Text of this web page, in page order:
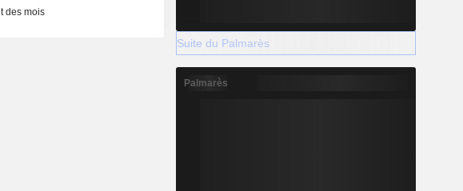
des mois
Suite du Palmarès
Palmarès